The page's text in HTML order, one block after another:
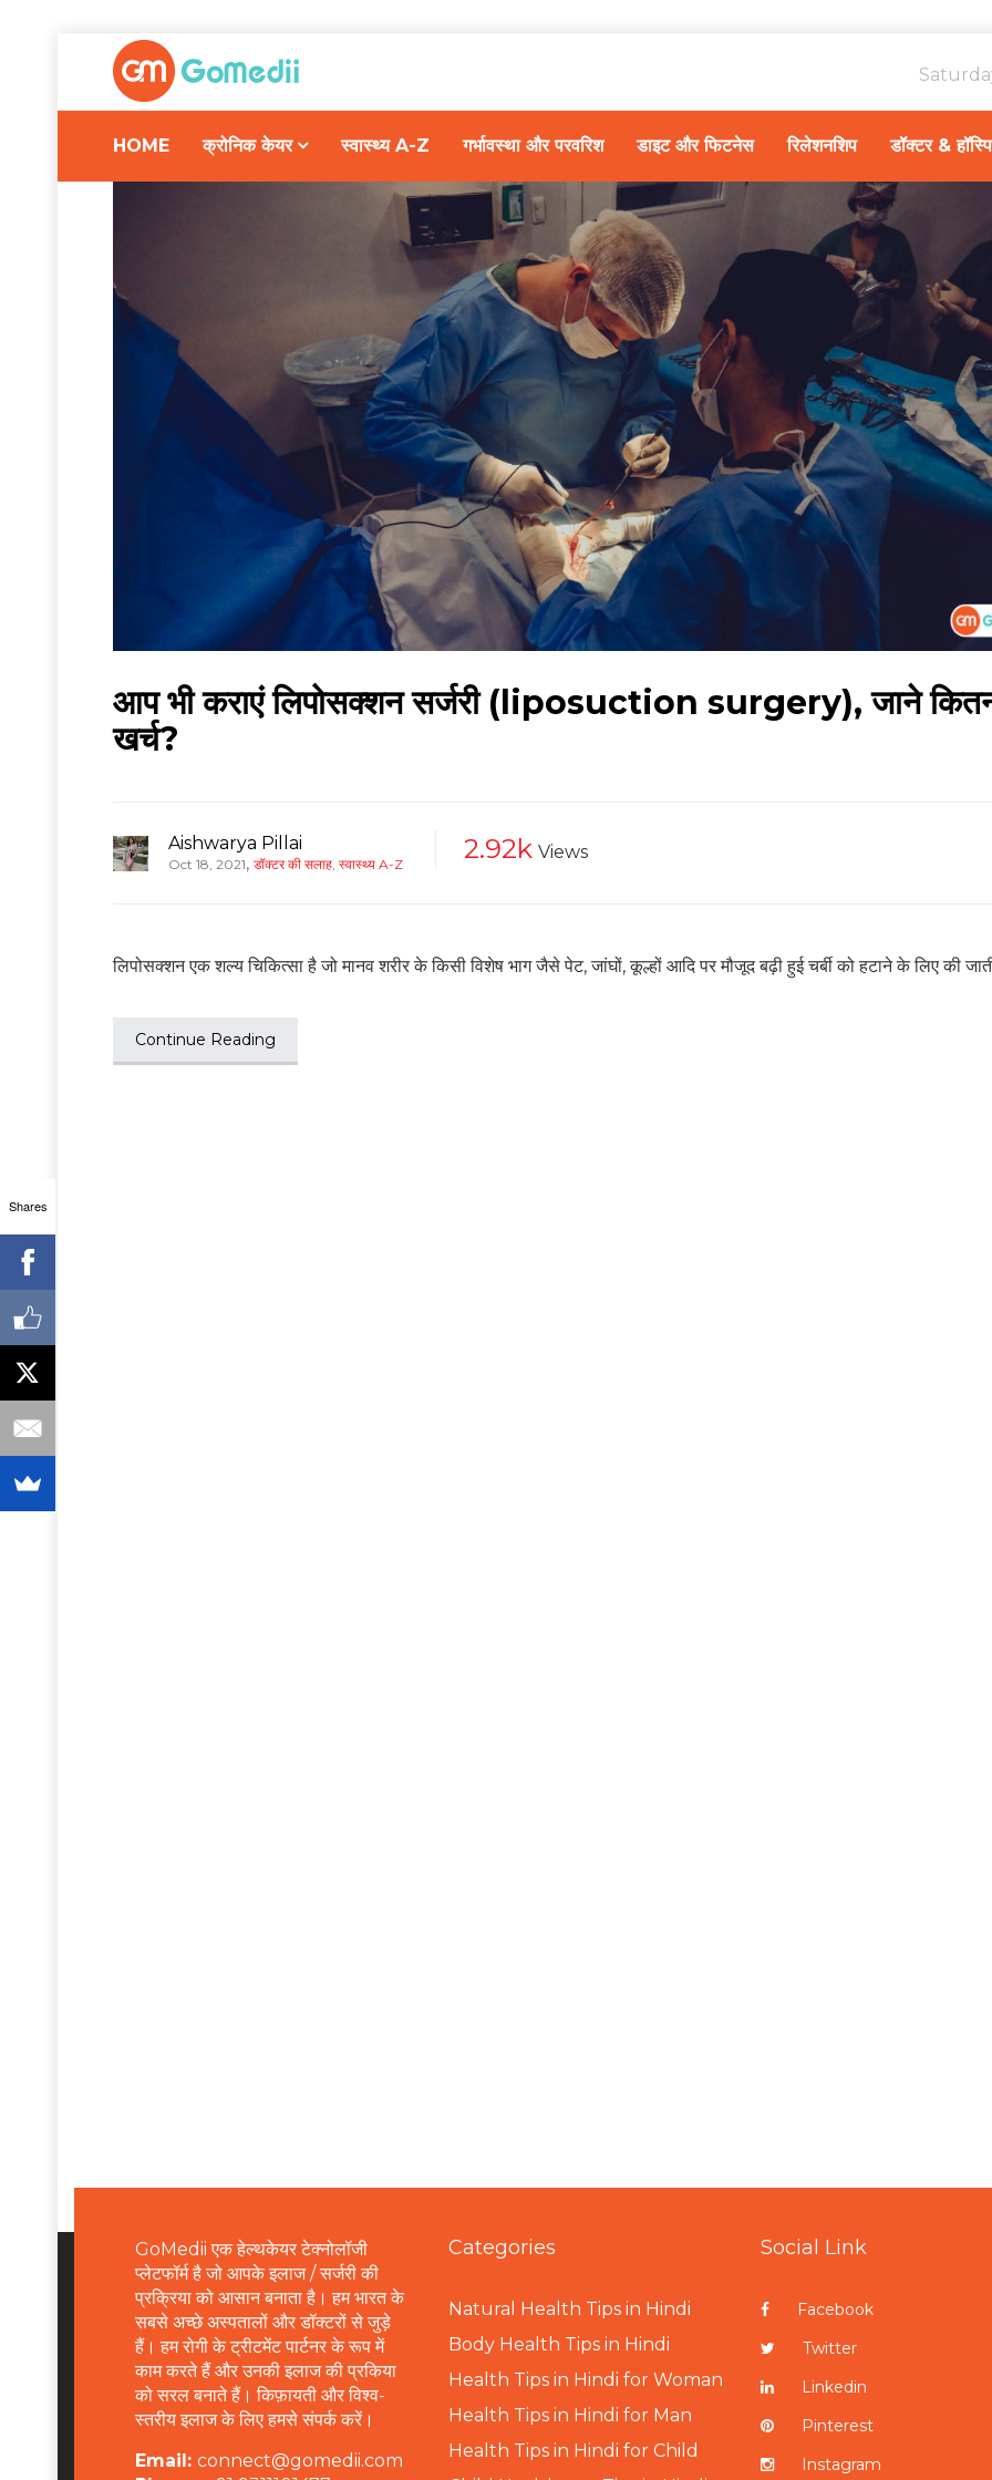
HOME क्रोनिक केयर स्वास्थ्य A-Z गर्भावस्था और परवरिश डाइट और फिटनेस रिलेशनशिप डॉक्टर &
आप भी कराएं लिपोसक्शन सर्जरी (liposuction surgery), जाने
खर्च?
Aishwarya Pillai
Oct 18, 2021, डॉक्टर की सलाह स्वास्थ्य A-Z 2.92k Views
लिपोसक्शन एक शल्य चिकित्सा है जो मानव शरीर के किसी विशेष भाग जैसे पेट, जांघों, कूल्हों आदि पर मौजूद बढ़ी हुई चर्बी को हटाने के लिए की
Continue Reading
GoMedii एक हेल्थकेयर टेक्नोलॉजी
प्लेटफॉर्म है जो आपके इलाज / सर्जरी की
प्रक्रिया को आसान बनाता है। हम भारत के
सबसे अच्छे अस्पतालों और डॉक्टरों से जुड़े
हैं। हम रोगी के ट्रीटमेंट पार्टनर के रूप में
काम करते हैं और उनकी इलाज की प्रकिया
को सरल बनाते हैं। किफ़ायती और विश्व-
स्तरीय इलाज के लिए हमसे संपर्क करें।
Email: connect@gomedii.com
Categories
Natural Health Tips in Hindi
Body Health Tips in Hindi
Health Tips in Hindi for Woman
Health Tips in Hindi for Man
Health Tips in Hindi for Child
Social Link
Facebook
Twitter
Linkedin
Pinterest
Instagram
Shares